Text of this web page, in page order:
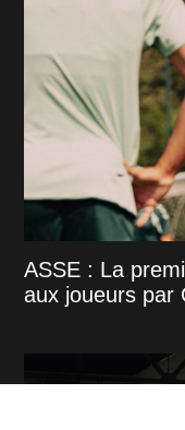
ASSE : La
aux joueurs par